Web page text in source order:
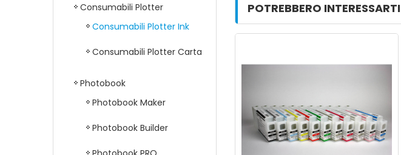
Consumabili Plotter
Consumabili Plotter Ink
Consumabili Plotter Carta
Photobook
Photobook Maker
Photobook Builder
POTREBBERO INTERESSARTI